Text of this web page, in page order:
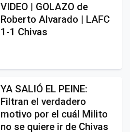
VIDEO | GOLAZO de
Roberto Alvarado | LAFC
1-1 Chivas
YA SALIÓ EL PEINE:
Filtran el verdadero
motivo por el cuál Milito
no se quiere ir de Chivas